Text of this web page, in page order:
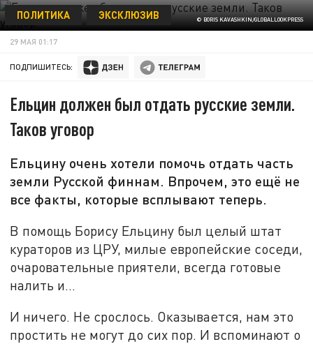
© BORIS KAVASHKIN/GLOBALLOOKPRESS
ПОЛИТИКА ЭКСКЛЮЗИВ
29 МАЯ 01:17
ПОДПИШИТЕСЬ:
Ельцин должен был отдать русские земли.
Таков уговор
Ельцину очень хотели помочь отдать часть
земли Русской финнам. Впрочем, это ещё не
все факты, которые всплывают теперь.
В помощь Борису Ельцину был целый штат
кураторов из ЦРУ, милые европейские соседи,
очаровательные приятели, всегда готовые
налить и…
И ничего. Не срослось. Оказывается, нам это
простить не могут до сих пор. И вспоминают о